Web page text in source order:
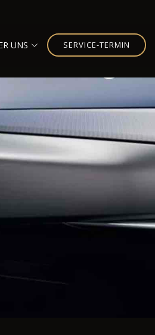
UNS SERVICE-TERMIN